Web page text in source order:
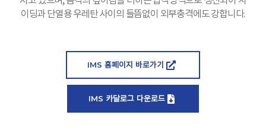
이딩과 단열용 우레탄 사이의 들뜸없이 외부충격에도 강합니다.
IMS 홈페이지 바로가기
IMS 카달로그 다운로드